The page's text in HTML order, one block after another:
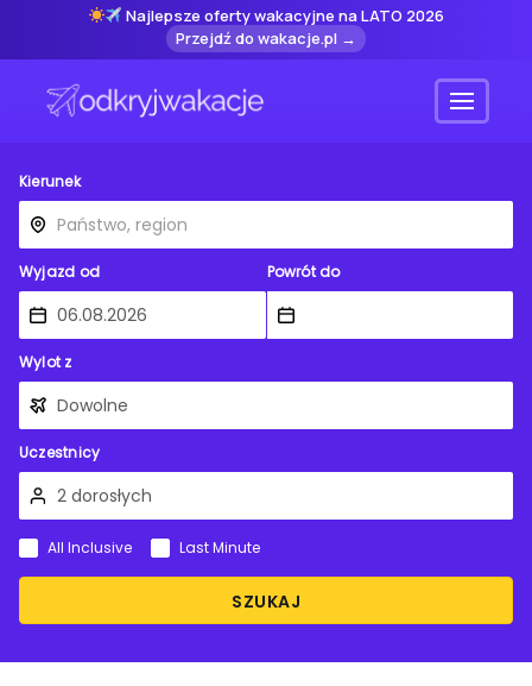
Najlepsze oferty wakacyjne na LATO 2026
Przejdź do wakacje.pl →
Menu
Kierunek
Wyjazd od Powrót do
Wylot z
Uczestnicy
SZUKAJ
All Inclusive Last Minute